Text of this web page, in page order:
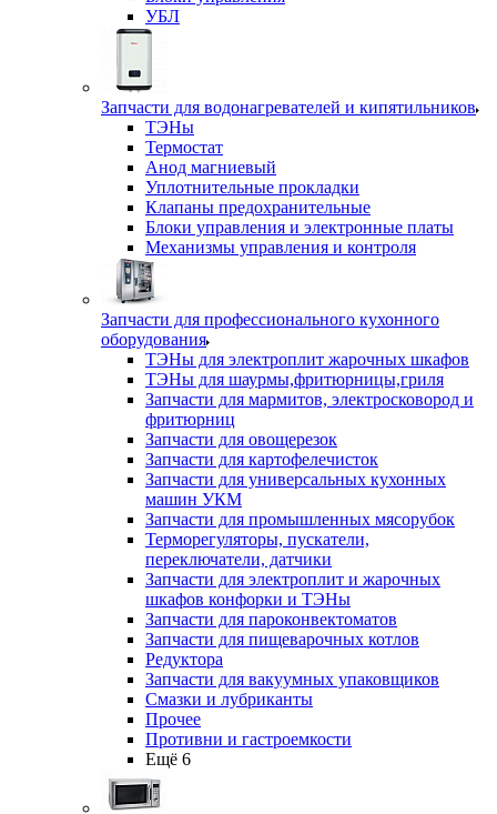
УБЛ
Запчасти для водонагревателей и кипятильников
ТЭНы
Термостат
Анод магниевый
Уплотнительные прокладки
Клапаны предохранительные
Блоки управления и электронные платы
Механизмы управления и контроля
Запчасти для профессионального кухонного
оборудования
ТЭНы для электроплит жарочных шкафов
ТЭНы для шаурмы,фритюрницы,гриля
Запчасти для мармитов, электросковород и
фритюрниц
Запчасти для овощерезок
Запчасти для картофелечисток
Запчасти для универсальных кухонных
машин УКМ
Запчасти для промышленных мясорубок
Терморегуляторы, пускатели,
переключатели, датчики
Запчасти для электроплит и жарочных
шкафов конфорки и ТЭНы
Запчасти для пароконвектоматов
Запчасти для пищеварочных котлов
Редуктора
Запчасти для вакуумных упаковщиков
Смазки и лубриканты
Прочее
Противни и гастроемкости
Ещё 6